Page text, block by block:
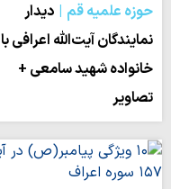
حوزه علمیه قم
دیدار
نمایندگان آیت‌الله اعرافی با
خانواده شهید سامعی +
تصاویر